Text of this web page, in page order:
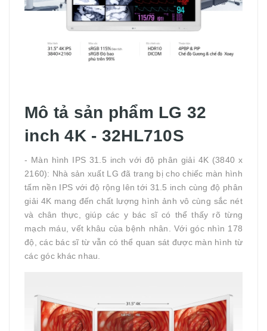
Mô tả sản phẩm LG 32
inch 4K - 32HL710S
- Màn hình IPS 31.5 inch với độ phân giải 4K (3840 x
2160): Nhà sản xuất LG đã trang bị cho chiếc màn hình
tấm nền IPS với độ rộng lên tới 31.5 inch cùng độ phân
giải 4K mang đến chất lượng hình ảnh vô cùng sắc nét
và chân thực, giúp các y bác sĩ có thể thấy rõ từng
mạch máu, vết khâu của bệnh nhân. Với góc nhìn 178
độ, các bác sĩ từ vẫn có thể quan sát được màn hình từ
các góc khác nhau.